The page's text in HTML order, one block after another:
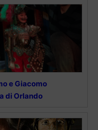
e Giacomo
di Orlando